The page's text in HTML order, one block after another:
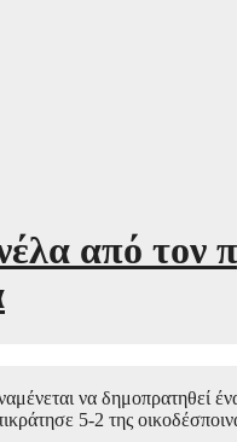
από τον
να δημοπρατηθεί
5-2 της